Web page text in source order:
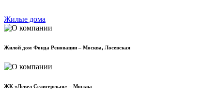
Жилые дома
Жилой дом Фонда Реновации – Москва, Лосевская
ЖК «Левел Селигерская» – Москва